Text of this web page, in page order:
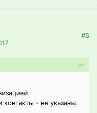
#5
контакты - не указаны.